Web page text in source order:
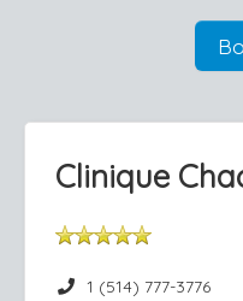
Clinique
1 (514) 777-3776